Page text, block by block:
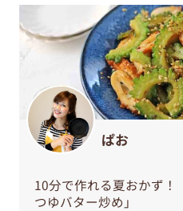
ぱお
10分で作れる夏おかず
つゆバター炒め」